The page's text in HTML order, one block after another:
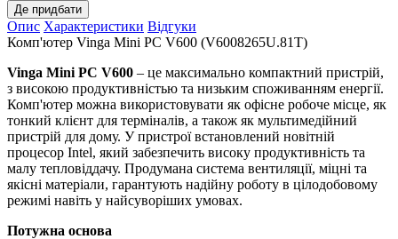
Де придбати
Опис Характеристики Відгуки
Комп'ютер Vinga Mini PC V600 (V6008265U.81T)
Vinga Mini PC V600 – це максимально компактний пристрій,
з високою продуктивністью та низьким споживанням енергії.
Комп'ютер можна використовувати як офісне робоче місце, як
тонкий клієнт для терміналів, а також як мультимедійний
пристрій для дому. У пристрої встановлений новітній
процесор Intel, який забезпечить високу продуктивність та
малу тепловіддачу. Продумана система вентиляції, міцні та
якісні матеріали, гарантують надійну роботу в цілодобовому
режимі навіть у найсуворіших умовах.
Потужна основа